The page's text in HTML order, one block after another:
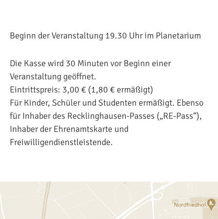
Beginn der Veranstaltung 19.30 Uhr im Planetarium
Die Kasse wird 30 Minuten vor Beginn einer
Veranstaltung geöffnet.
Eintrittspreis: 3,00 € (1,80 € ermäßigt)
Für Kinder, Schüler und Studenten ermäßigt. Ebenso
für Inhaber des Recklinghausen-Passes („RE-Pass“),
Inhaber der Ehrenamtskarte und
Freiwilligendienstleistende.